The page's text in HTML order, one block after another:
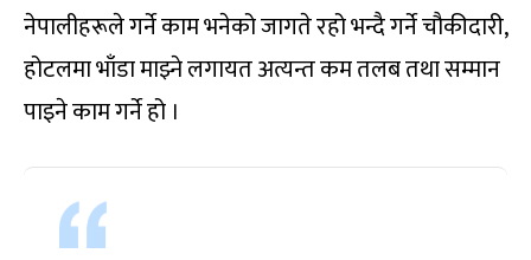
नेपालीहरूले गर्ने काम भनेको जागते रहो भन्दै गर्ने चौकीदारी,
होटलमा भाँडा माझ्ने लगायत अत्यन्त कम तलब तथा सम्मान
पाइने काम गर्ने हो ।